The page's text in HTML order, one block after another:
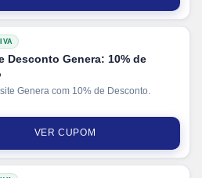
Desconto Genera: 10% de
Genera com 10% de Desconto.
VER CUPOM